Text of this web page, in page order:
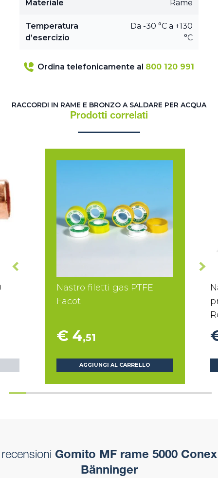
Materiale Rame
Temperatura
d’esercizio
Da -30 °C a +130
°C
Ordina telefonicamente al 800 120 991
RACCORDI IN RAME E BRONZO A SALDARE PER ACQUA
Prodotti correlati
Nastro filetti gas PTFE
Facot
€ 4,51
AGGIUNGI AL CARRELLO
recensioni Gomito MF rame 5000 Conex
Bänninger